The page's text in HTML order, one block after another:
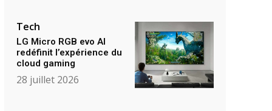
Tech
LG Micro RGB evo AI
redéfinit l’expérience du
cloud gaming
28 juillet 2026